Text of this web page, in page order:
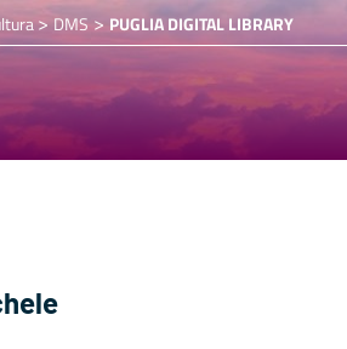
>DMS > PUGLIA DIGITAL LIBRARY